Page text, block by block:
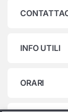
INFO UTILI
ORARI